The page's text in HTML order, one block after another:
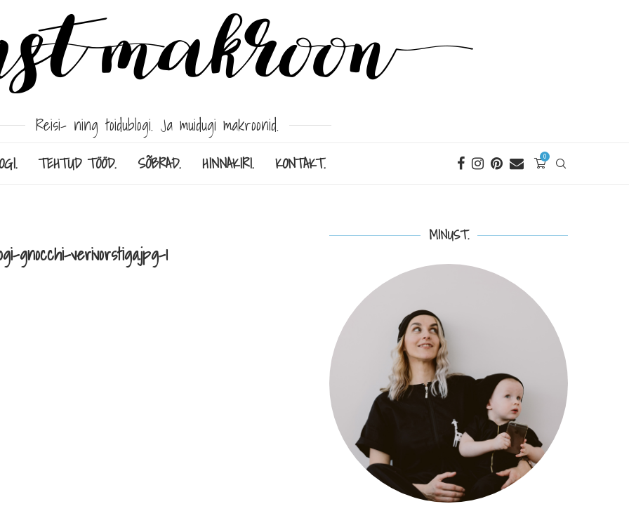
Reisi- ning toidublogi. Ja muidugi makroonid.
TEHTUD TÖÖD. SÕBRAD. HINNAKIRI. KONTAKT. 0
gnocchi-verivorstiga.jpg-1
MINUST.